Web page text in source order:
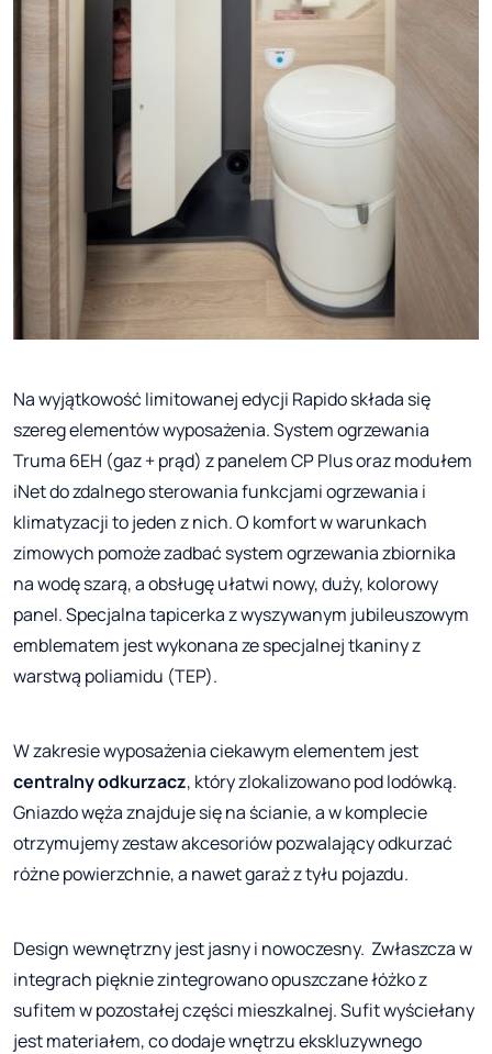
Na wyjątkowość limitowanej edycji Rapido składa się
szereg elementów wyposażenia. System ogrzewania
Truma 6EH (gaz + prąd) z panelem CP Plus oraz modułem
iNet do zdalnego sterowania funkcjami ogrzewania i
klimatyzacji to jeden z nich. O komfort w warunkach
zimowych pomoże zadbać system ogrzewania zbiornika
na wodę szarą, a obsługę ułatwi nowy, duży, kolorowy
panel. Specjalna tapicerka z wyszywanym jubileuszowym
emblematem jest wykonana ze specjalnej tkaniny z
warstwą poliamidu (TEP).
W zakresie wyposażenia ciekawym elementem jest
centralny odkurzacz, który zlokalizowano pod lodówką.
Gniazdo węża znajduje się na ścianie, a w komplecie
otrzymujemy zestaw akcesoriów pozwalający odkurzać
różne powierzchnie, a nawet garaż z tyłu pojazdu.
Design wewnętrzny jest jasny i nowoczesny. Zwłaszcza w
integrach pięknie zintegrowano opuszczane łóżko z
sufitem w pozostałej części mieszkalnej. Sufit wyściełany
jest materiałem, co dodaje wnętrzu ekskluzywnego